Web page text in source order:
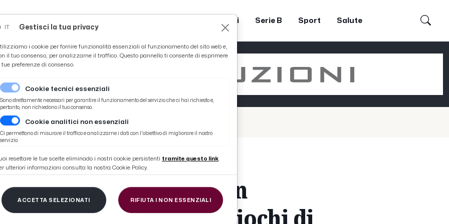
Coppa Teodori Serie B Sport Salute
sul lungomare con i giochi di una volta
appuntamento con
sul lungomare con i giochi di
Gestisci la tua privacy
i cookie per fornire funzionalità essenziali al funzionamento del sito web e,
il tuo consenso, per analizzarne il traffico. Questo pannello ti consente di esprimere
tue preferenze di consenso.
Cookie tecnici essenziali
Sono strettamente necessari per garantire il funzionamento del servizio che ci hai richiesto e,
pertanto, non richiedono il tuo consenso.
Cookie analitici non essenziali
Ci permettono di misurare il traffico e analizzarne i dati con l'obiettivo di migliorare il nostro
servizio.
resettare le tue scelte eliminado i nostri cookie persistenti tramite questo link.
ulteriori informazioni consulta la nostra Cookie Policy.
ACCETTA SELEZIONATI RIFIUTA I NON ESSENZIALI